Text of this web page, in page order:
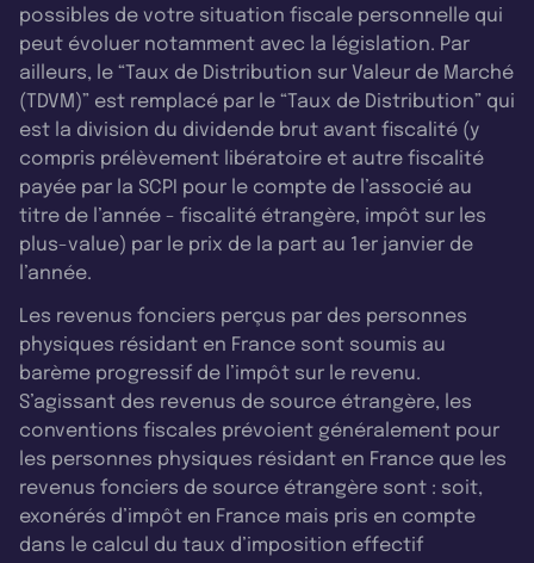
possibles de votre situation fiscale personnelle qui
peut évoluer notamment avec la législation. Par
ailleurs, le “Taux de Distribution sur Valeur de Marché
(TDVM)” est remplacé par le “Taux de Distribution” qui
est la division du dividende brut avant fiscalité (y
compris prélèvement libératoire et autre fiscalité
payée par la SCPI pour le compte de l’associé au
titre de l’année - fiscalité étrangère, impôt sur les
plus-value) par le prix de la part au 1er janvier de
l’année.
Les revenus fonciers perçus par des personnes
physiques résidant en France sont soumis au
barème progressif de l’impôt sur le revenu.
S’agissant des revenus de source étrangère, les
conventions fiscales prévoient généralement pour
les personnes physiques résidant en France que les
revenus fonciers de source étrangère sont : soit,
exonérés d’impôt en France mais pris en compte
dans le calcul du taux d’imposition effectif